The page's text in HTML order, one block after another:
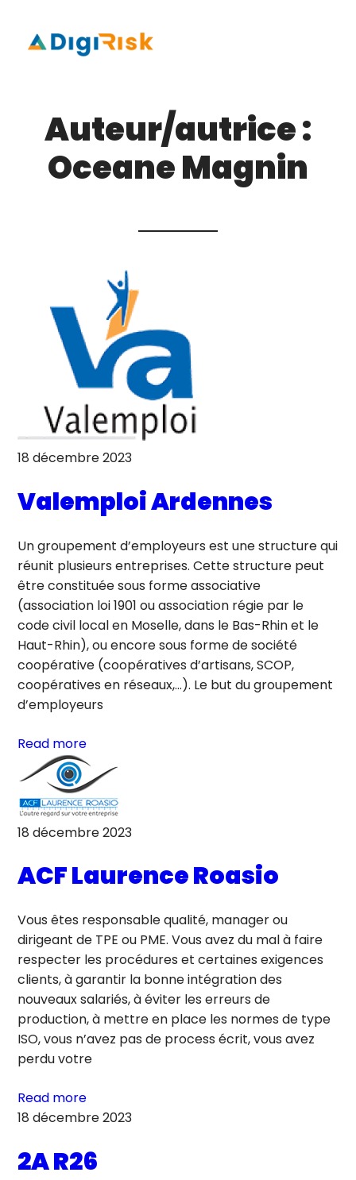
Auteur/autrice :
Oceane Magnin
18 décembre 2023
Valemploi Ardennes
Un groupement d’employeurs est une structure qui
réunit plusieurs entreprises. Cette structure peut
être constituée sous forme associative
(association loi 1901 ou association régie par le
code civil local en Moselle, dans le Bas-Rhin et le
Haut-Rhin), ou encore sous forme de société
coopérative (coopératives d’artisans, SCOP,
coopératives en réseaux,…). Le but du groupement
d’employeurs
Read more
18 décembre 2023
ACF Laurence Roasio
Vous êtes responsable qualité, manager ou
dirigeant de TPE ou PME. Vous avez du mal à faire
respecter les procédures et certaines exigences
clients, à garantir la bonne intégration des
nouveaux salariés, à éviter les erreurs de
production, à mettre en place les normes de type
ISO, vous n’avez pas de process écrit, vous avez
perdu votre
Read more
18 décembre 2023
2A R26